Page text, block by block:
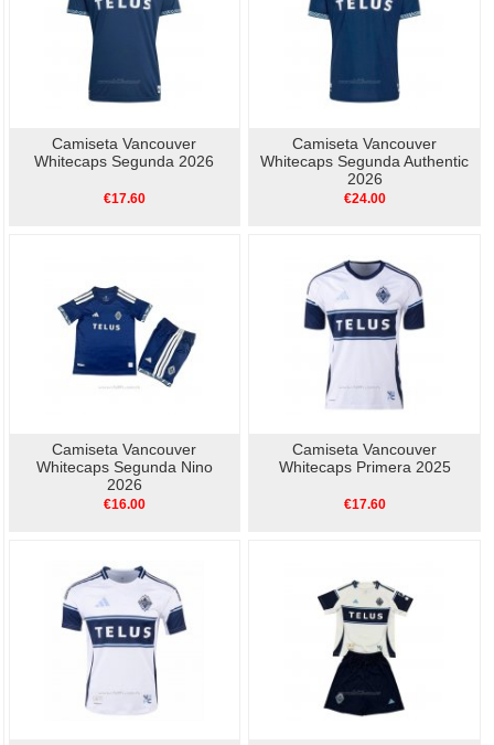
Camiseta Vancouver
Whitecaps Segunda 2026
€17.60
Camiseta Vancouver
Whitecaps Segunda Authentic
2026
€24.00
Camiseta Vancouver
Whitecaps Segunda Nino
2026
€16.00
Camiseta Vancouver
Whitecaps Primera 2025
€17.60